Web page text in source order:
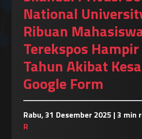
National
Ribuan
Terekspos
Tahun Akibat
Google Form
Rabu, 31 Desember 2025 |3 min
R